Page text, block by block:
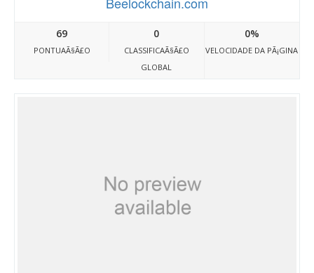
69
PONTUAÃ§Ã£O
0
CLASSIFICAÃ§Ã£O
GLOBAL
0%
VELOCIDADE DA PÃ¡GINA